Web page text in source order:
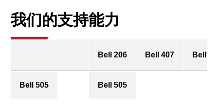
我们的支持能力
Bell 206 Bell 407 Bell
Bell 505 Bell 505